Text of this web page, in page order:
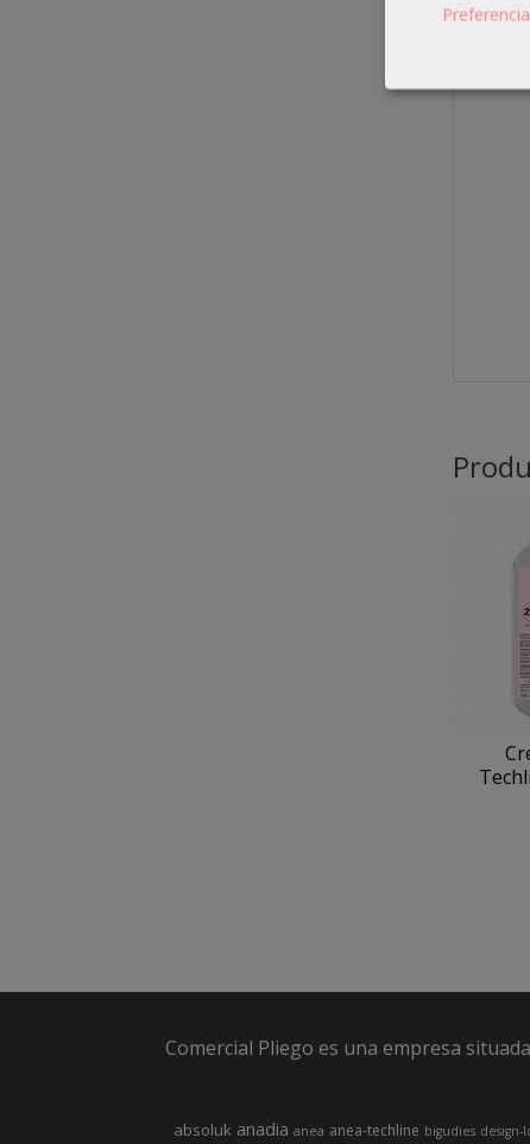
Comercial Pliego es una empresa
absoluk anadia anea anea-techline bigudies design-